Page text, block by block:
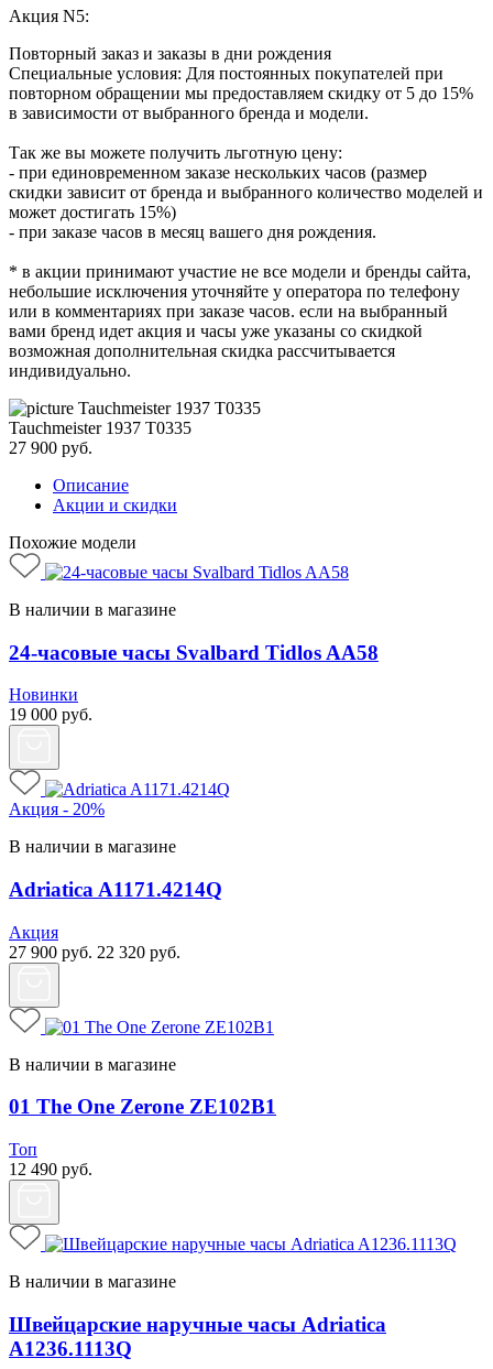
Акция N5:
Повторный заказ и заказы в дни рождения
Специальные условия: Для постоянных покупателей при
повторном обращении мы предоставляем скидку от 5 до 15%
в зависимости от выбранного бренда и модели.
Так же вы можете получить льготную цену:
- при единовременном заказе нескольких часов (размер
скидки зависит от бренда и выбранного количество моделей и
может достигать 15%)
- при заказе часов в месяц вашего дня рождения.
* в акции принимают участие не все модели и бренды сайта,
небольшие исключения уточняйте у оператора по телефону
или в комментариях при заказе часов. если на выбранный
вами бренд идет акция и часы уже указаны со скидкой
возможная дополнительная скидка рассчитывается
индивидуально.
Tauchmeister 1937 T0335
27 900 руб.
Описание
Акции и скидки
Похожие модели
В наличии в магазине
24-часовые часы Svalbard Tidlos AA58
Новинки
19 000 руб.
Акция - 20%
В наличии в магазине
Adriatica A1171.4214Q
Акция
27 900 руб. 22 320 руб.
В наличии в магазине
01 The One Zerone ZE102B1
Топ
12 490 руб.
В наличии в магазине
Швейцарские наручные часы Adriatica
A1236.1113Q